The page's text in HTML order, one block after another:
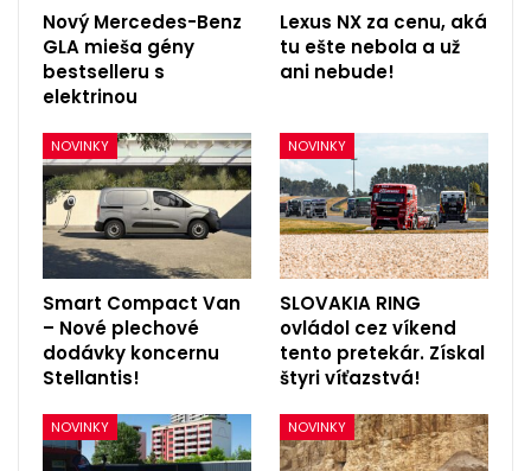
Nový Mercedes-Benz
GLA mieša gény
bestselleru s
elektrinou
Lexus NX za cenu, aká
tu ešte nebola a už
ani nebude!
NOVINKY
Smart Compact Van
– Nové plechové
dodávky koncernu
Stellantis!
NOVINKY
SLOVAKIA RING
ovládol cez víkend
tento pretekár. Získal
štyri víťazstvá!
NOVINKY NOVINKY